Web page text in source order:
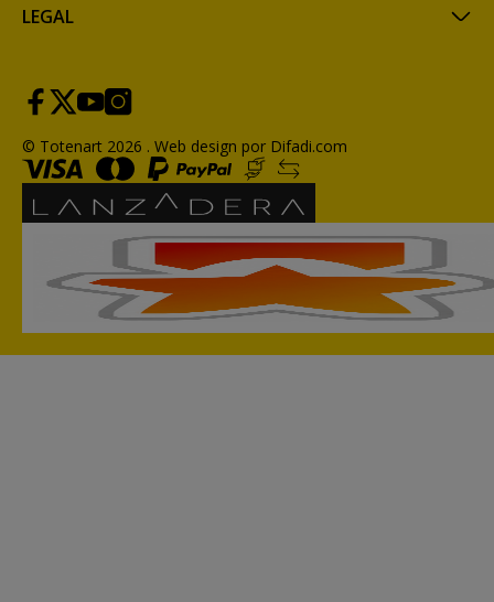
LEGAL
© Totenart 2026 . Web design por Difadi.com